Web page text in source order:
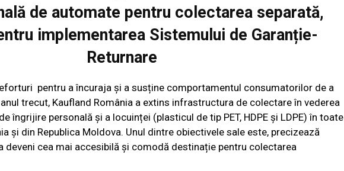
de automate pentru colectarea separată,
implementarea Sistemului de Garanție-
Returnare
pentru a încuraja și a susține comportamentul consumatorilor de a
trecut, Kaufland România a extins infrastructura de colectare în vederea
îngrijire personală și a locuinței (plasticul de tip PET, HDPE și LDPE) în toate
și din Republica Moldova. Unul dintre obiectivele sale este, precizează
deveni cea mai accesibilă și comodă destinație pentru colectarea